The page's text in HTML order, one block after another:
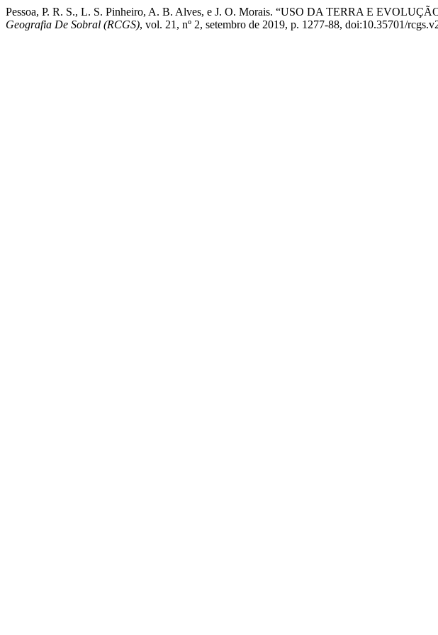
Pessoa, P. R. S., L. S. Pinheiro, A. B. Alves, e J. O. Morais. “USO DA TERRA E
Geografia De Sobral (RCGS), vol. 21, nº 2, setembro de 2019, p. 1277-88, doi:10.35701/